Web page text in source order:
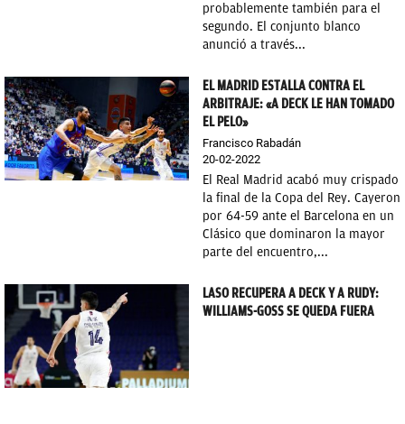
probablemente también para el
segundo. El conjunto blanco
anunció a través...
EL MADRID ESTALLA CONTRA EL
ARBITRAJE: «A DECK LE HAN TOMADO
EL PELO»
Francisco Rabadán
20-02-2022
El Real Madrid acabó muy crispado
la final de la Copa del Rey. Cayeron
por 64-59 ante el Barcelona en un
Clásico que dominaron la mayor
parte del encuentro,...
LASO RECUPERA A DECK Y A RUDY:
WILLIAMS-GOSS SE QUEDA FUERA